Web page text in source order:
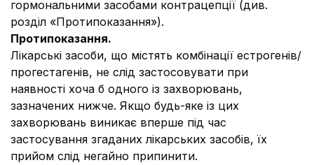
гормональними засобами контрацепції (див.
розділ «Протипоказання»).
Протипоказання.
Лікарські засоби, що містять комбінації естрогенів/
прогестагенів, не слід застосовувати при
наявності хоча б одного із захворювань,
зазначених нижче. Якщо будь-яке із цих
захворювань виникає вперше під час
застосування згаданих лікарських засобів, їх
прийом слід негайно припинити.